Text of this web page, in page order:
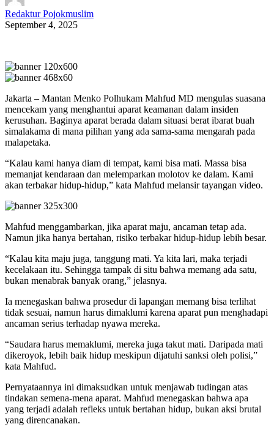
Redaktur Pojokmuslim
September 4, 2025
Jakarta – Mantan Menko Polhukam Mahfud MD mengulas suasana
mencekam yang menghantui aparat keamanan dalam insiden
kerusuhan. Baginya aparat berada dalam situasi berat ibarat buah
simalakama di mana pilihan yang ada sama-sama mengarah pada
malapetaka.
“Kalau kami hanya diam di tempat, kami bisa mati. Massa bisa
memanjat kendaraan dan melemparkan molotov ke dalam. Kami
akan terbakar hidup-hidup,” kata Mahfud melansir tayangan video.
Mahfud menggambarkan, jika aparat maju, ancaman tetap ada.
Namun jika hanya bertahan, risiko terbakar hidup-hidup lebih besar.
“Kalau kita maju juga, tanggung mati. Ya kita lari, maka terjadi
kecelakaan itu. Sehingga tampak di situ bahwa memang ada satu,
bukan menabrak banyak orang,” jelasnya.
Ia menegaskan bahwa prosedur di lapangan memang bisa terlihat
tidak sesuai, namun harus dimaklumi karena aparat pun menghadapi
ancaman serius terhadap nyawa mereka.
“Saudara harus memaklumi, mereka juga takut mati. Daripada mati
dikeroyok, lebih baik hidup meskipun dijatuhi sanksi oleh polisi,”
kata Mahfud.
Pernyataannya ini dimaksudkan untuk menjawab tudingan atas
tindakan semena-mena aparat. Mahfud menegaskan bahwa apa
yang terjadi adalah refleks untuk bertahan hidup, bukan aksi brutal
yang direncanakan.